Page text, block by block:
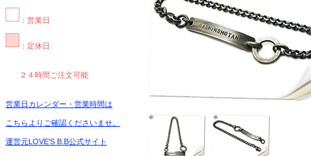
：営業日
：定休日
２４時間ご注文可能
営業日カレンダー・営業時間は
こちらよりご確認くださいませ。
運営元LOVE'S B.B公式サイト